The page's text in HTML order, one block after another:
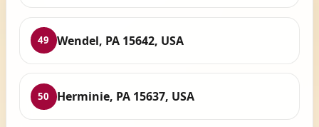
49 Wendel, PA 15642, USA
50 Herminie, PA 15637, USA